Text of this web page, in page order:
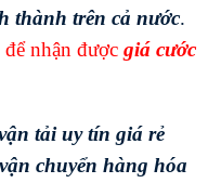
thành trên cả nước.
nhận được giá cước
tải uy tín giá rẻ
vận chuyển hàng hóa